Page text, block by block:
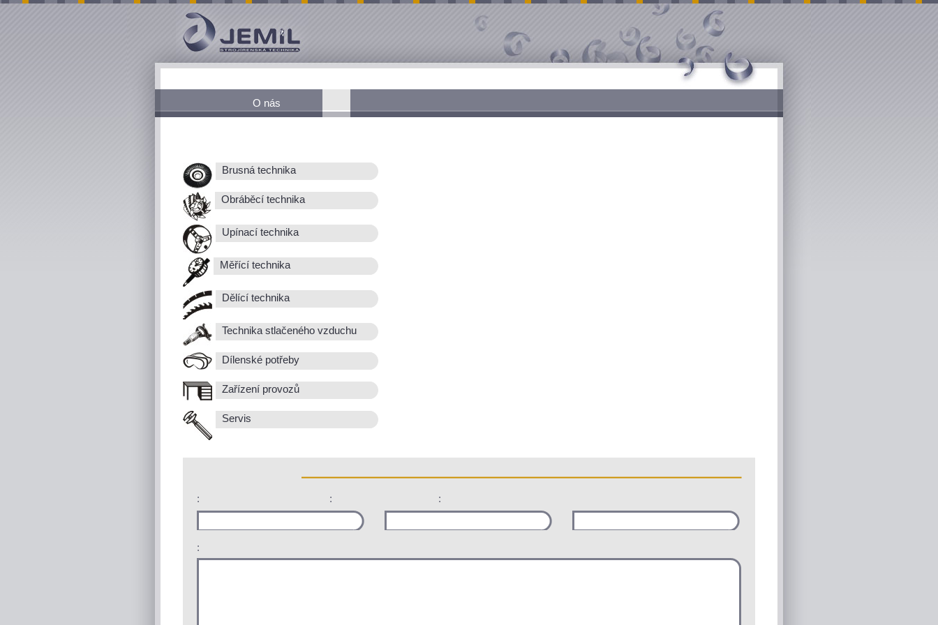
O nás
Brusná technika
Obráběcí technika
Upínací technika
Měřící technika
Dělící technika
Technika stlačeného vzduchu
Dílenské potřeby
Zařízení provozů
Servis
: : :
: